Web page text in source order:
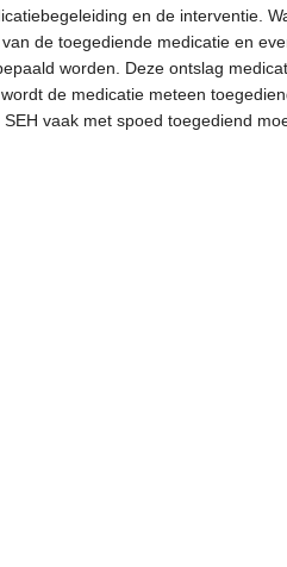
en de interventie.
de toegediende medicatie en
worden. Deze ontslag
de medicatie meteen
vaak met spoed toegediend